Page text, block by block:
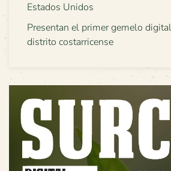
Estados Unidos
Presentan el primer gemelo
distrito costarricense